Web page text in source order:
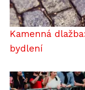
Kamenná
bydlení